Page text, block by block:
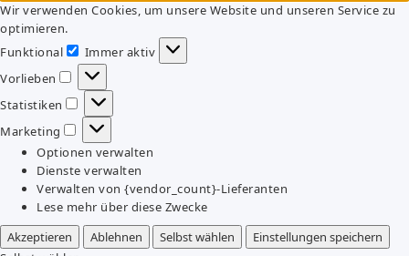
Wir verwenden Cookies, um unsere Website und unseren Service zu
optimieren.
Funktional
Funktional
Immer aktiv
Vorlieben
Vorlieben
Statistiken
Statistiken
Marketing
Marketing
Optionen verwalten
Dienste verwalten
Verwalten von {vendor_count}-Lieferanten
Lese mehr über diese Zwecke
Akzeptieren
Ablehnen Selbst wählen
Einstellungen speichern